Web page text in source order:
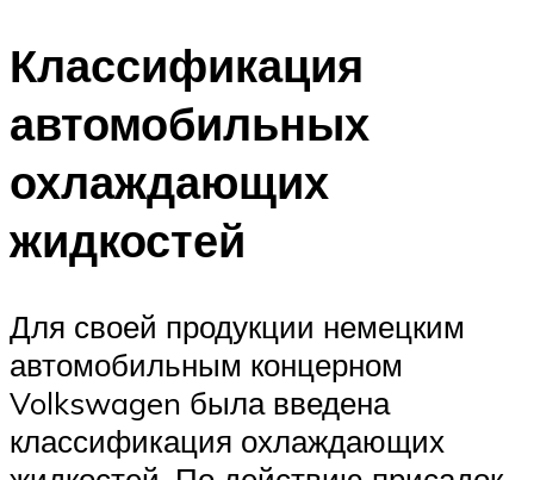
Классификация
автомобильных
охлаждающих
жидкостей
Для своей продукции немецким
автомобильным концерном
Volkswagen была введена
классификация охлаждающих